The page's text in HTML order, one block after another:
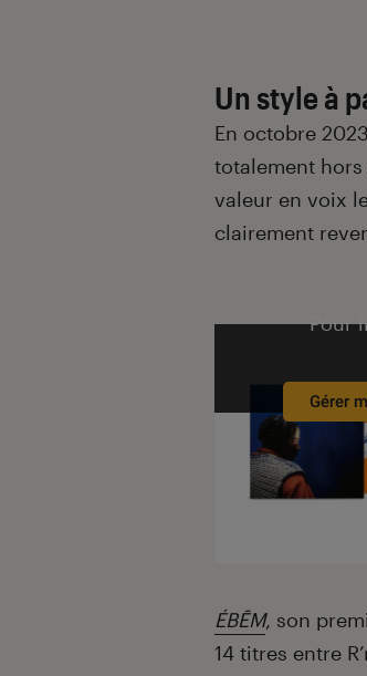
Un style à
En octobre
totalement hors
valeur en voix
clairement
Pour
Gérer
ÉBĒM, son
14 titres entre